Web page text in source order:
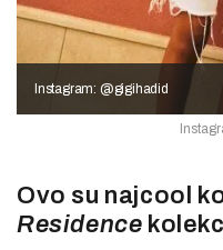
Instagram: @gigihadid
Ovo su najcool
Residence